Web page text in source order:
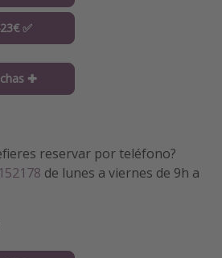
✅
✚
reservar por teléfono?
de lunes a viernes de 9h a